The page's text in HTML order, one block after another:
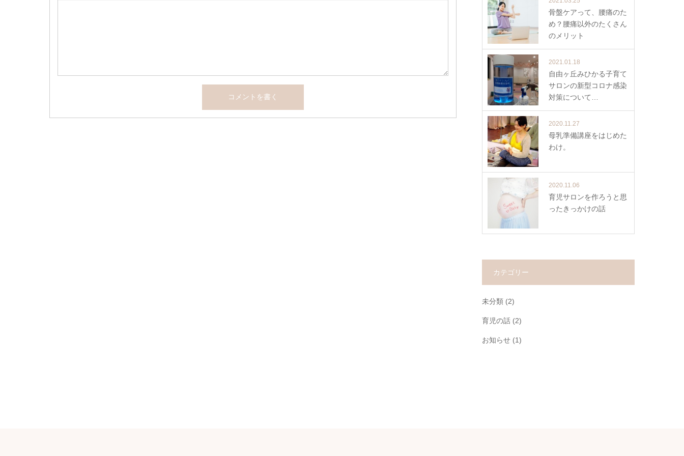
骨盤ケアって、腰痛のた
め？腰痛以外のたくさん
のメリット
2021.01.18
自由ヶ丘みひかる子育て
サロンの新型コロナ感染
対策について…
2020.11.27
母乳準備講座をはじめた
わけ。
2020.11.06
育児サロンを作ろうと思
ったきっかけの話
カテゴリー
未分類 (2)
育児の話 (2)
お知らせ (1)